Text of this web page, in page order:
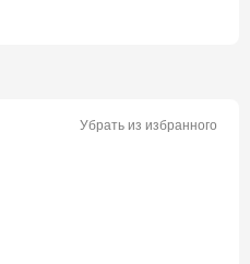
Убрать из избранного